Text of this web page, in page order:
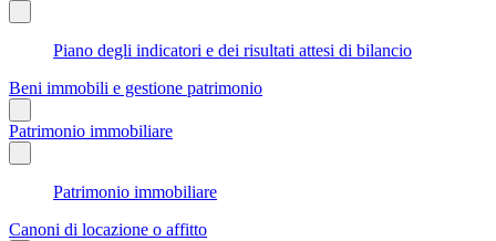
Piano degli indicatori e dei risultati attesi di bilancio
Beni immobili e gestione patrimonio
Patrimonio immobiliare
Patrimonio immobiliare
Canoni di locazione o affitto